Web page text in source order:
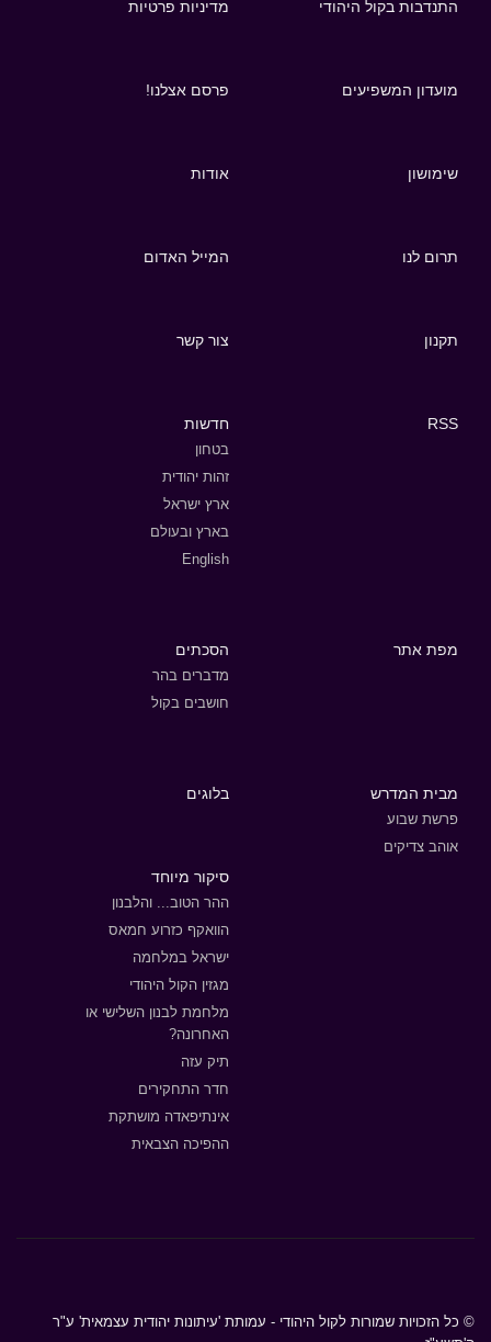
התנדבות בקול היהודי מדיניות פרטיות
מועדון המשפיעים פרסם אצלנו!
שימושון אודות
תרום לנו המייל האדום
תקנון צור קשר
RSS חדשות
בטחון
זהות יהודית
ארץ ישראל
בארץ ובעולם
English
מפת אתר הסכתים
מדברים בהר
חושבים בקול
מבית המדרש
פרשת שבוע
אוהב צדיקים
בלוגים
סיקור מיוחד
ההר הטוב... והלבנון
הוואקף כזרוע חמאס
ישראל במלחמה
מגזין הקול היהודי
מלחמת לבנון השלישי או
האחרונה?
תיק עזה
חדר התחקירים
אינתיפאדה מושתקת
ההפיכה הצבאית
© כל הזכויות שמורות לקול היהודי - עמותת 'עיתונות יהודית עצמאית' ע"ר